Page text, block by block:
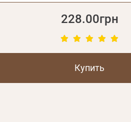
228.00грн
Купить